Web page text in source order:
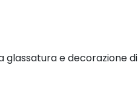
glassatura e decorazione di